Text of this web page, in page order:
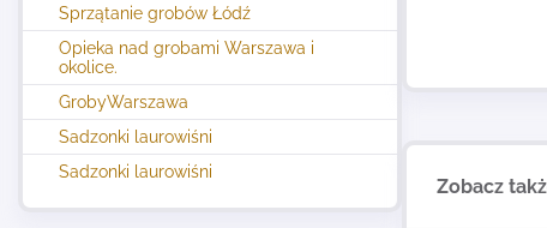
Sprzątanie grobów Łódź
Opieka nad grobami Warszawa i
okolice.
GrobyWarszawa
Sadzonki laurowiśni
Sadzonki laurowiśni
Zobacz